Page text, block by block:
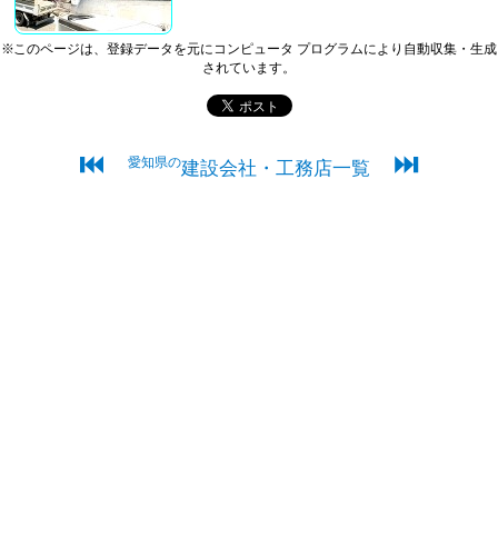
※このページは、登録データを元にコンピュータ プログラムにより自動収集・生成
されています。
⏮ 愛知県の建設会社・工務店一覧 ⏭